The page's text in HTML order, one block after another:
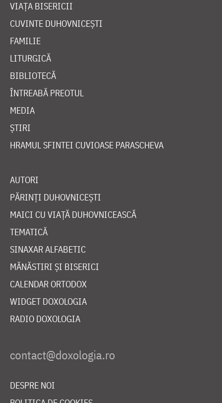
VIAȚA BISERICII
CUVINTE DUHOVNICEȘTI
FAMILIE
LITURGICĂ
BIBLIOTECĂ
ÎNTREABĂ PREOTUL
MEDIA
ȘTIRI
HRAMUL SFINTEI CUVIOASE PARASCHEVA
AUTORI
PĂRINȚI DUHOVNICEȘTI
MAICI CU VIAȚĂ DUHOVNICEASCĂ
TEMATICĂ
SINAXAR ALFABETIC
MĂNĂSTIRI ȘI BISERICI
CALENDAR ORTODOX
WIDGET DOXOLOGIA
RADIO DOXOLOGIA
DESPRE NOI